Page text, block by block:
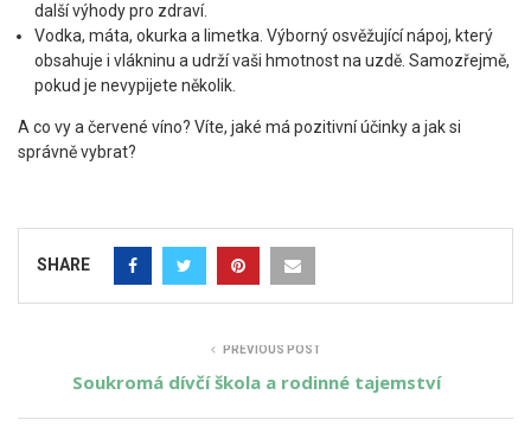
další výhody pro zdraví.
Vodka, máta, okurka a limetka. Výborný osvěžující nápoj, který
obsahuje i vlákninu a udrží vaši hmotnost na uzdě. Samozřejmě,
pokud je nevypijete několik.
A co vy a červené víno? Víte, jaké má pozitivní účinky a jak si
správně vybrat?
SHARE
PREVIOUS POST
Soukromá dívčí škola a rodinné tajemství